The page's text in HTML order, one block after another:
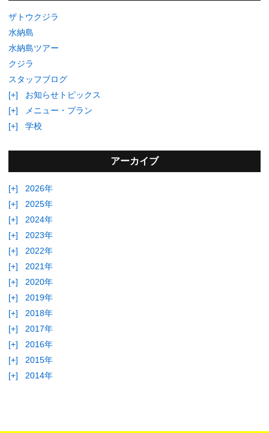
ザトウクジラ
水納島
水納島ツアー
クジラ
スタッフブログ
[+]
お知らせトピックス
[+]
メニュー・プラン
[+]
学校
アーカイブ
[+]
2026年
[+]
2025年
[+]
2024年
[+]
2023年
[+]
2022年
[+]
2021年
[+]
2020年
[+]
2019年
[+]
2018年
[+]
2017年
[+]
2016年
[+]
2015年
[+]
2014年